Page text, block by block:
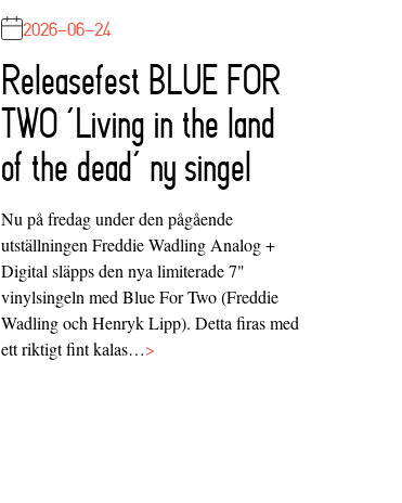
2026-06-24
Releasefest BLUE FOR
TWO ‘Living in the land
of the dead’ ny singel
Nu på fredag under den pågående
utställningen Freddie Wadling Analog +
Digital släpps den nya limiterade 7"
vinylsingeln med Blue For Two (Freddie
Wadling och Henryk Lipp). Detta firas med
ett riktigt fint kalas…>